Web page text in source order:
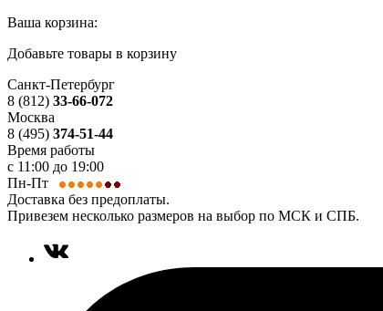
Ваша корзина:
Добавьте товары в корзину
Санкт-Петербург
8 (812) 33-66-072
Москва
8 (495) 374-51-44
Время работы
с 11:00 до 19:00
Пн-Пт
Доставка без предоплаты.
Привезем несколько размеров на выбор по МСК и СПБ.